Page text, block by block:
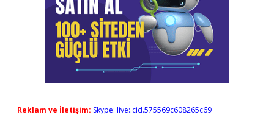
Reklam ve İletişim: Skype: live:.cid.575569c608265c69